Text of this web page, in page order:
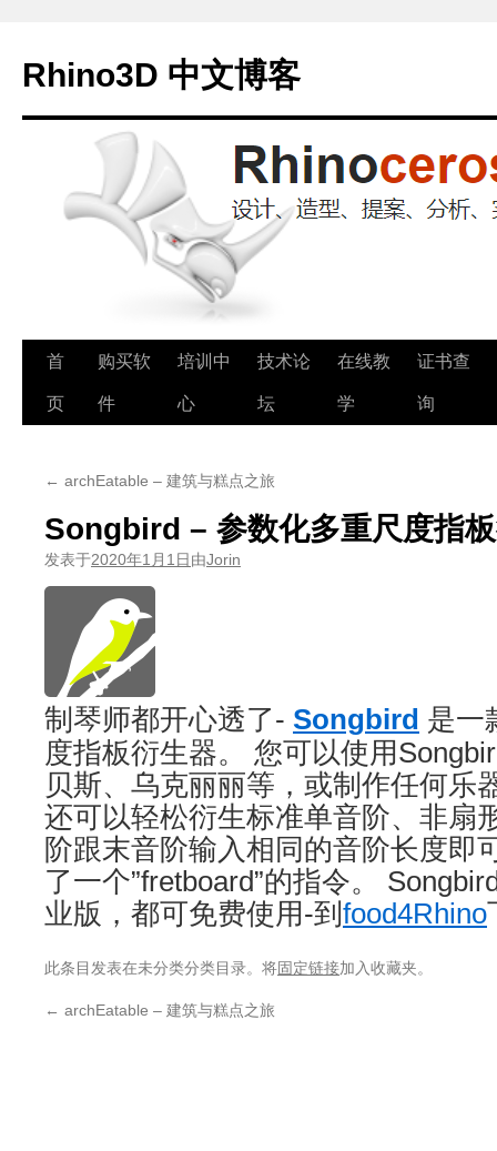
Rhino3D 中文博客
跳
至
首
页
购买软
件
培训中
心
技术论
坛
在线教
学
证书查
询
← archEatable – 建筑与糕点之旅
Songbird – 参数化多重尺度指
发表于2020年1月1日由Jorin
制琴师都开心透了- Songbird 是一
度指板衍生器。 您可以使用
贝斯、乌克丽丽等，或制作任何乐
还可以轻松衍生标准单音阶、非扇
阶跟末音阶输入相同的音阶长度即
了一个”fretboard”的指令。
业版，都可免费使用-到 food4Rhino
此条目发表在未分类分类目录。将固定链接加入收藏夹。
← archEatable – 建筑与糕点之旅